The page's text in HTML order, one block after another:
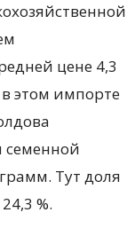
цене 4,3
этом импорте
семенной
Тут доля
%.